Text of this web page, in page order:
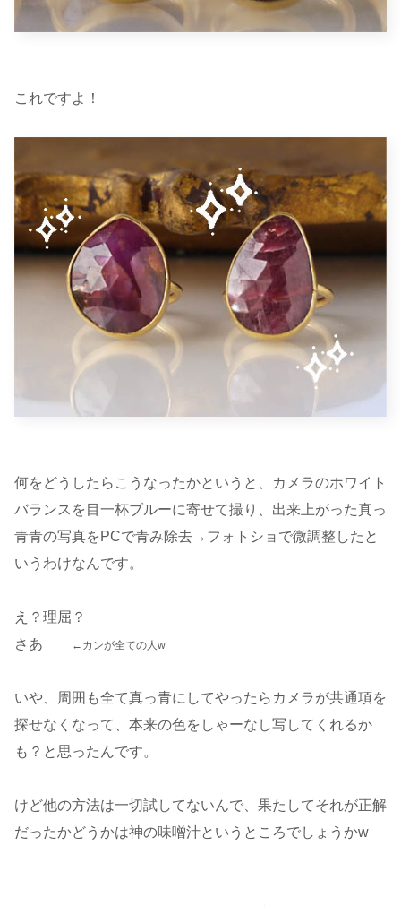
これですよ！
何をどうしたらこうなったかというと、カメラのホワイト
バランスを目一杯ブルーに寄せて撮り、出来上がった真っ
青青の写真をPCで青み除去→フォトショで微調整したと
いうわけなんです。
え？理屈？
さあ
←カンが全ての人w
いや、周囲も全て真っ青にしてやったらカメラが共通項を
探せなくなって、本来の色をしゃーなし写してくれるか
も？と思ったんです。
けど他の方法は一切試してないんで、果たしてそれが正解
だったかどうかは神の味噌汁というところでしょうかw